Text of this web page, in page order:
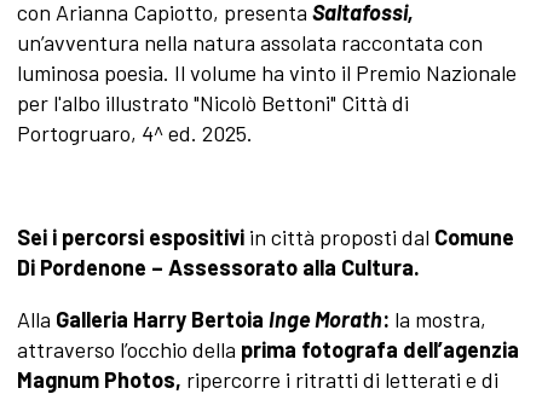
con Arianna Capiotto, presenta Saltafossi,
un’avventura nella natura assolata raccontata con
luminosa poesia. Il volume ha vinto il Premio Nazionale
per l'albo illustrato "Nicolò Bettoni" Città di
Portogruaro, 4^ ed. 2025.
Sei i percorsi espositiviin città proposti dal Comune
Di Pordenone – Assessorato alla Cultura.
Alla Galleria Harry Bertoia Inge Morath: la mostra,
attraverso l’occhio della prima fotografa dell’agenzia
Magnum Photos, ripercorre i ritratti di letterati e di